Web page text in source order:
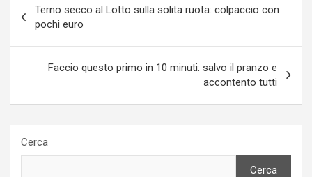
articoli
Terno secco al Lotto sulla solita ruota: colpaccio con
pochi euro
Faccio questo primo in 10 minuti: salvo il pranzo e
accontento tutti
Cerca
Cerca